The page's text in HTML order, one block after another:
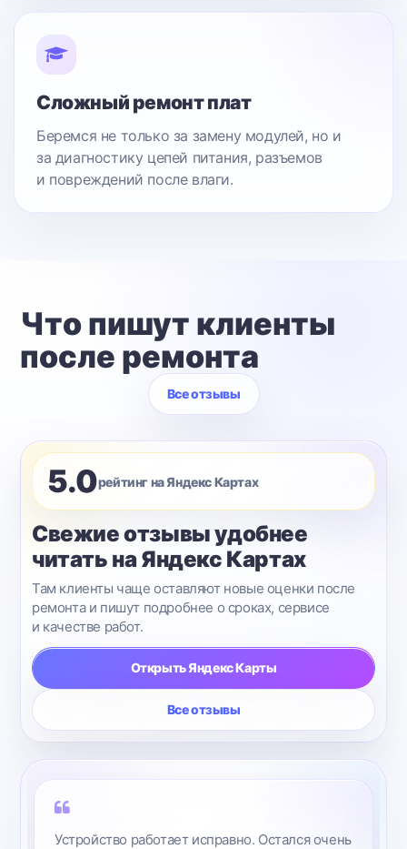
Сложный ремонт плат
Беремся не только за замену модулей, но и
за диагностику цепей питания, разъемов
и повреждений после влаги.
Что пишут клиенты
после ремонта
Все отзывы
5.0рейтинг на Яндекс Картах
Свежие отзывы удобнее
читать на Яндекс Картах
Там клиенты чаще оставляют новые оценки после
ремонта и пишут подробнее о сроках, сервисе
и качестве работ.
Открыть Яндекс Карты
Все отзывы
Мастер был приветлив со мной, ответил